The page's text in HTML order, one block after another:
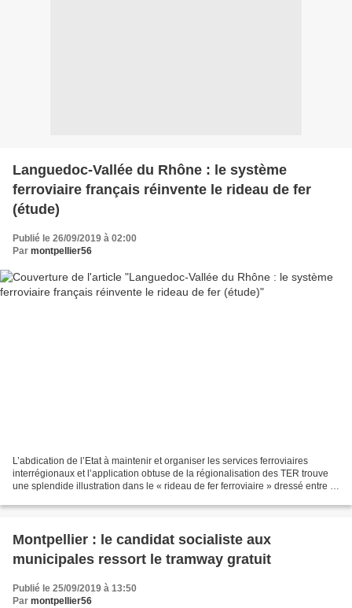
Languedoc-Vallée du Rhône : le système
ferroviaire français réinvente le rideau de fer
(étude)
Publié le 26/09/2019 à 02:00
Par montpellier56
L’abdication de l’Etat à maintenir et organiser les services ferroviaires
interrégionaux et l’application obtuse de la régionalisation des TER trouve
une splendide illustration dans le « rideau de fer ferroviaire » dressé entre le
Montpellier : le candidat socialiste aux
municipales ressort le tramway gratuit
Publié le 25/09/2019 à 13:50
Par montpellier56